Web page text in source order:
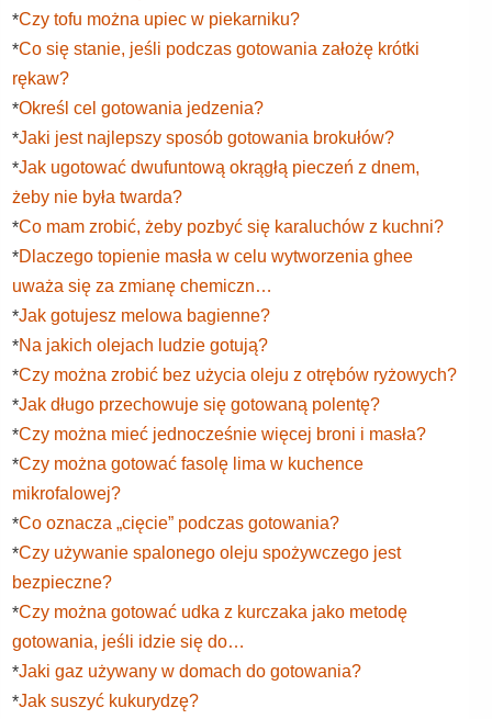
*Czy tofu można upiec w piekarniku?
*Co się stanie, jeśli podczas gotowania założę krótki
rękaw?
*Określ cel gotowania jedzenia?
*Jaki jest najlepszy sposób gotowania brokułów?
*Jak ugotować dwufuntową okrągłą pieczeń z dnem,
żeby nie była twarda?
*Co mam zrobić, żeby pozbyć się karaluchów z kuchni?
*Dlaczego topienie masła w celu wytworzenia ghee
uważa się za zmianę chemiczn…
*Jak gotujesz melowa bagienne?
*Na jakich olejach ludzie gotują?
*Czy można zrobić bez użycia oleju z otrębów ryżowych?
*Jak długo przechowuje się gotowaną polentę?
*Czy można mieć jednocześnie więcej broni i masła?
*Czy można gotować fasolę lima w kuchence
mikrofalowej?
*Co oznacza „cięcie” podczas gotowania?
*Czy używanie spalonego oleju spożywczego jest
bezpieczne?
*Czy można gotować udka z kurczaka jako metodę
gotowania, jeśli idzie się do…
*Jaki gaz używany w domach do gotowania?
*Jak suszyć kukurydzę?